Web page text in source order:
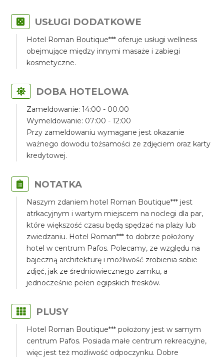
USŁUGI DODATKOWE
Hotel Roman Boutique*** oferuje usługi wellness
obejmujące między innymi masaże i zabiegi
kosmetyczne.
DOBA HOTELOWA
Zameldowanie: 14:00 - 00.00
Wymeldowanie: 07:00 - 12:00
Przy zameldowaniu wymagane jest okazanie
ważnego dowodu tożsamości ze zdjęciem oraz karty
kredytowej.
NOTATKA
Naszym zdaniem hotel Roman Boutique*** jest
atrkacyjnym i wartym miejscem na noclegi dla par,
które większość czasu będą spędzać na plaży lub
zwiedzaniu. Hotel Roman*** to dobrze położony
hotel w centrum Pafos. Polecamy, ze względu na
bajeczną architekturę i możliwość zrobienia sobie
zdjęć, jak ze średniowiecznego zamku, a
jednocześnie pełen egipskich fresków.
PLUSY
Hotel Roman Boutique*** położony jest w samym
centrum Pafos. Posiada małe centrum rekreacyjne,
więc jest też możliwość odpoczynku. Dobre